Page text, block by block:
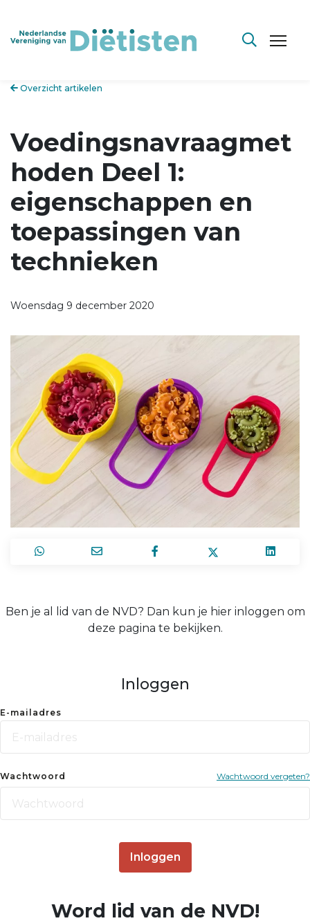
Overzicht artikelen
Voedingsnavraagmet
hoden Deel 1:
eigenschappen en
toepassingen van
technieken
Woensdag 9 december 2020
Ben je al lid van de NVD? Dan kun je hier inloggen om
deze pagina te bekijken.
Inloggen
E-mailadres
Wachtwoord Wachtwoord vergeten?
Inloggen
Word lid van de NVD!